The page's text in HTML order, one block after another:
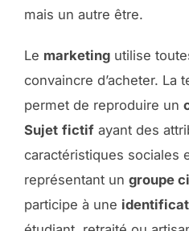
mais un autre être.
Le marketing utilise
convaincre d’acheter. La
permet de reproduire un
Sujet fictif ayant des
caractéristiques sociales
représentant un groupe
participe à une